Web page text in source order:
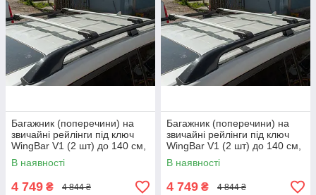
Багажник (поперечини) на
звичайні рейлінги під ключ
WingBar V1 (2 шт) до 140 см,
сірий для Lexus RX 2009-
2015 рр
В наявності
4 749 ₴ 4 844 ₴
Багажник (поперечини) на
звичайні рейлінги під ключ
WingBar V1 (2 шт) до 140 см,
чорний для Lexus RX 2009-
2015 рр
В наявності
4 749 ₴ 4 844 ₴